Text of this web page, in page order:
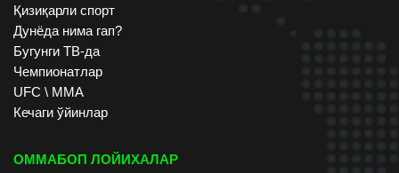
Қизиқарли спорт
Дунёда нима гап?
Бугунги ТВ-да
Чемпионатлар
UFC \ ММА
Кечаги ўйинлар
ОММАБОП ЛОЙИХАЛАР